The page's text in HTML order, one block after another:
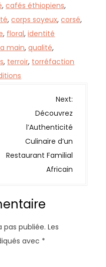
,cafés éthiopiens,
,corps soyeux,corsé,
, floral,identité
main,qualité,
, terroir, torréfaction
Next:
Découvrez
l’Authenticité
Culinaire d’un
Restaurant Familial
Africain
pas publiée. Les
avec *